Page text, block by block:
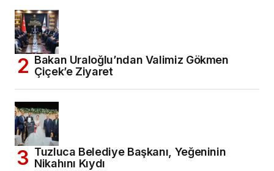
Bakan Uraloğlu’ndan Valimiz Gökmen
Çiçek’e Ziyaret
Tuzluca Belediye Başkanı, Yeğeninin
Nikahını Kıydı